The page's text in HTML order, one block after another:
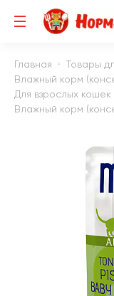
Главная Товары
Влажный корм
Для взрослых кошек
Влажный корм